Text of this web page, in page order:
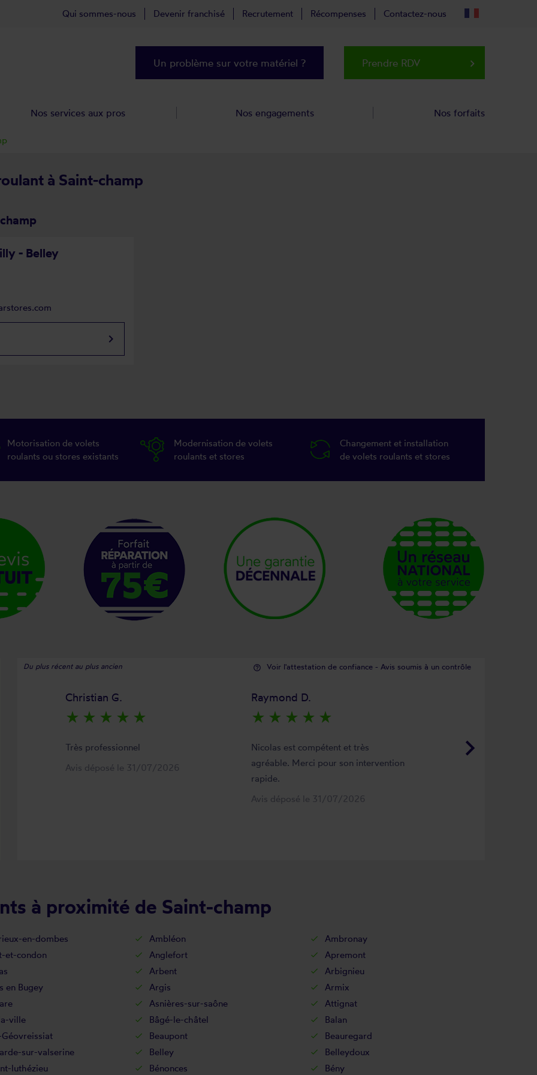
à Saint-champ
- Belley
keyboard_arrow_right
Motorisation de volets
roulants ou stores existants
Modernisation de volets
roulants et stores
Changement et installation
de volets roulants et stores
Du plus récent au plus ancien help_outline Voir l'attestation de confiance - Avis soumis à un contrôle
keyboard_arrow_right
Christian G.
star_rate star_rate star_rate star_rate star_rate
Très professionnel
Avis déposé le 31/07/2026
Raymond D.
star_rate star_rate star_rate star_rate star_rate
Nicolas est compétent et très
agréable. Merci pour son intervention
rapide.
Avis déposé le 31/07/2026
à proximité de Saint-champ
en-dombes Ambléon
Ambronay
et-condon Anglefort
Apremont
Arbent
Arbignieu
en Bugey Argis
Armix
Asnières-sur-saône
Attignat
ville Bâgé-le-châtel
Balan
Beaupont
Beauregard
sur-valserine Belley
Belleydoux
luthézieu Bénonces
Bény
Qui sommes-nous Devenir franchisé Recrutement Récompenses Contactez-nous
Un problème sur votre matériel ? Prendre RDV keyboard_arrow_right
Nos services aux pros Nos engagements Nos forfaits